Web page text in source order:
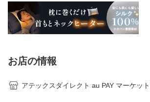
クッショ
サージ 足裏 マッサ
ージ器
お店の情報
アテックスダイレクト au PAY マーケッ